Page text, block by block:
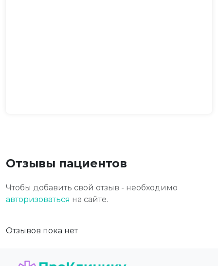
Отзывы пациентов
Чтобы добавить свой отзыв - необходимо
авторизоваться на сайте.
Отзывов пока нет